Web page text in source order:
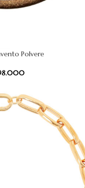
Polvere